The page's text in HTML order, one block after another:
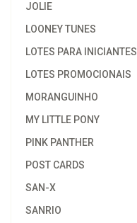
JOLIE
LOONEY TUNES
LOTES PARA INICIANTES
LOTES PROMOCIONAIS
MORANGUINHO
MY LITTLE PONY
PINK PANTHER
POST CARDS
SAN-X
SANRIO